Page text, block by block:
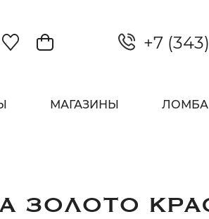
+7
МАГАЗИНЫ
ЗОЛОТО